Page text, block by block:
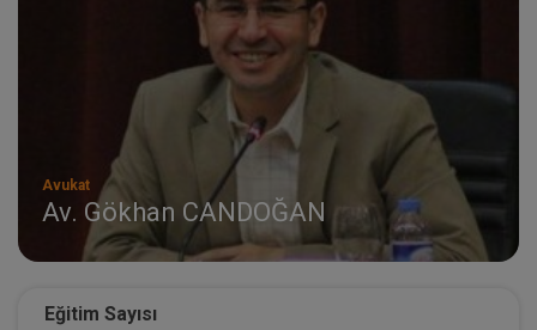
Avukat
Av. Gökhan CANDOĞAN
Eğitim Sayısı